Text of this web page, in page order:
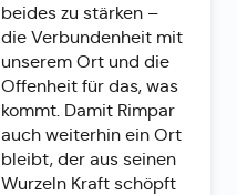
beides zu stärken –
die Verbundenheit mit
unserem Ort und die
Offenheit für das, was
kommt. Damit Rimpar
auch weiterhin ein Ort
bleibt, der aus seinen
Wurzeln Kraft schöpft